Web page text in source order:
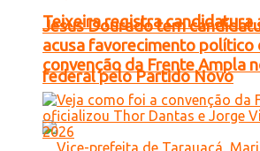
Teixeira registra candidatura
federal pelo Partido Novo
Jesus Dourado tem
acusa favorecimento político
convenção da Frente Ampla